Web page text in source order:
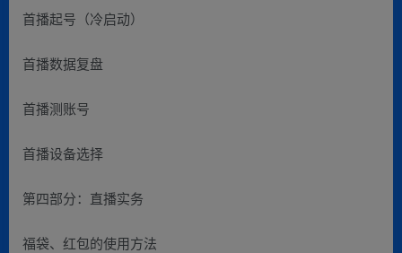
首播起号（冷启动）
首播数据复盘
首播测账号
首播设备选择
第四部分：直播实务
福袋、红包的使用方法